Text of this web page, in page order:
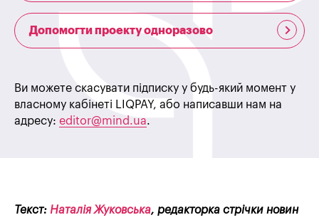
Допомогти проекту одноразово
Ви можете скасувати підписку у будь-який момент у
власному кабінеті LIQPAY, або написавши нам на
адресу: editor@mind.ua.
Текст: Наталія Жуковська, редакторка стрічки новин